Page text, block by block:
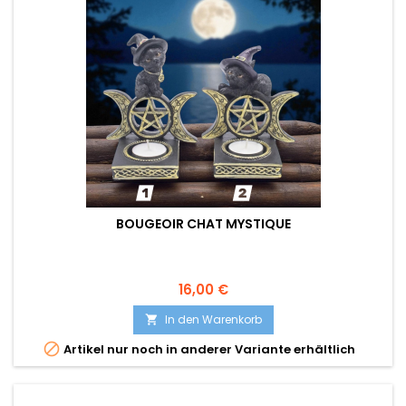
BOUGEOIR CHAT MYSTIQUE
Preis
16,00 €
 In den Warenkorb
 Artikel nur noch in anderer Variante erhältlich